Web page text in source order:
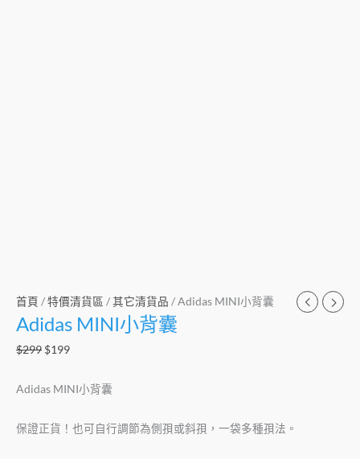
首頁 /特價清貨區 /其它清貨品 / Adidas MINI小背囊
Adidas MINI小背囊
$299 $199
Adidas MINI小背囊
保證正貨！也可自行調節為側孭或斜孭，一袋多種孭法。